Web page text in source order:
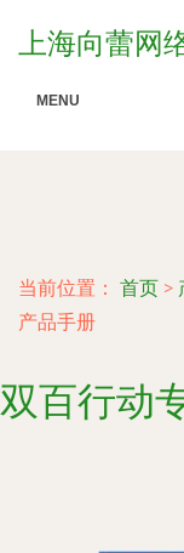
上海向蕾网
MENU
当前位置： 首页 >
产品手册
双百行动